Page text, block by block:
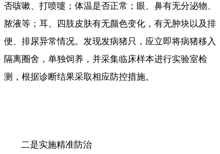
否咳嗽、打喷嚏；体温是否正常；眼、鼻有无分泌物、
脓液等；耳、四肢皮肤有无颜色变化，有无肿块以及排
便、排尿异常情况。发现发病猪只，应立即将病猪移入
隔离圈舍，单独饲养，并采集临床样本进行实验室检
测，根据诊断结果采取相应防控措施。
二是实施精准防治